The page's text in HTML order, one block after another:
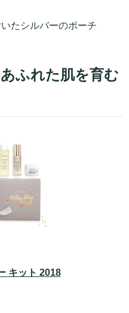
たシルバーのポーチ
ふれた肌を育む
キット 2018